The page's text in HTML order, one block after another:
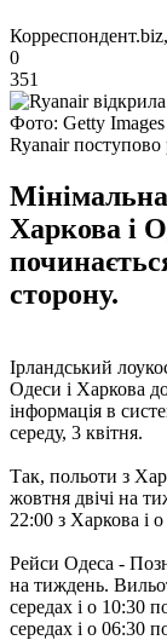
0
351
Фото: Getty Images
Ryanair поступово
Мінімальна
Харкова і
сторону.
Ірландський
Одеси і Харкова
інформація в
середу, 3 квітня.
Так, польоти з
жовтня двічі на
22:00 з Харкова і
Рейси Одеса -
на тиждень.
середах і о 10:30
середах і о 06:30